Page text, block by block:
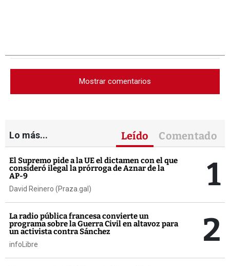
Mostrar comentarios
Lo más... Leído Comentado
El Supremo pide a la UE el dictamen con el que
consideró ilegal la prórroga de Aznar de la
AP-9
David Reinero (Praza.gal) 1
La radio pública francesa convierte un
programa sobre la Guerra Civil en altavoz para
un activista contra Sánchez
infoLibre 2